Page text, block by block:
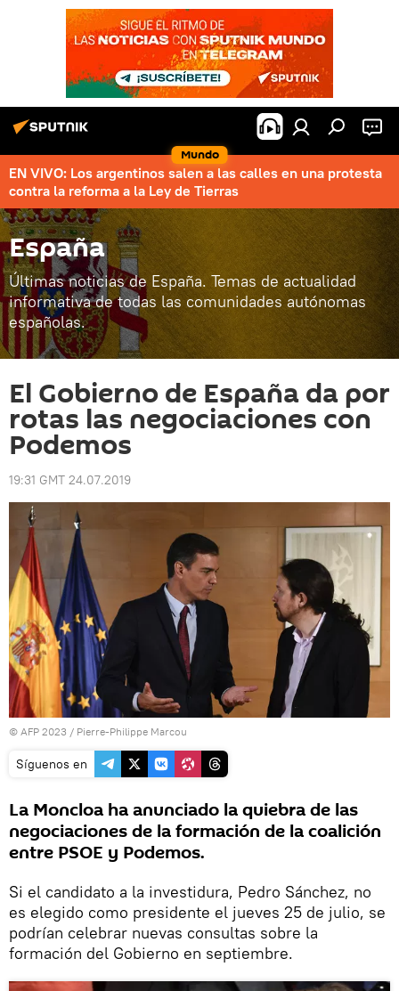
Mundo
EN VIVO: Los argentinos salen a las calles en una protesta
contra la reforma a la Ley de Tierras
España
Últimas noticias de España. Temas de actualidad
informativa de todas las comunidades autónomas
españolas.
El Gobierno de España da por
rotas las negociaciones con
Podemos
19:31 GMT 24.07.2019
© AFP 2023 / Pierre-Philippe Marcou
Síguenos en
La Moncloa ha anunciado la quiebra de las
negociaciones de la formación de la coalición
entre PSOE y Podemos.
Si el candidato a la investidura, Pedro Sánchez, no
es elegido como presidente el jueves 25 de julio, se
podrían celebrar nuevas consultas sobre la
formación del Gobierno en septiembre.